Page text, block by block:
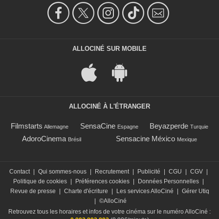
ALLOCINÉ SUR MOBILE
ALLOCINÉ À L'ÉTRANGER
Filmstarts Allemagne SensaCine Espagne Beyazperde Turquie
AdoroCinema Brésil Sensacine México Mexique
Contact Qui sommes-nous Recrutement Publicité CGU CGV
Politique de cookies
Préférences cookies Données Personnelles
Revue de presse
Charte d'écriture Les services AlloCiné
Gérer Utiq
©AlloCiné
Retrouvez tous les horaires et infos de votre cinéma sur le numéro AlloCiné :